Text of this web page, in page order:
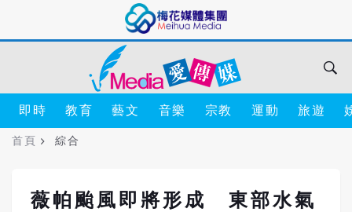
即時 教育 藝文 音樂 宗教 運動 旅遊
首頁 綜合
薇帕颱風即將形成 東部水氣